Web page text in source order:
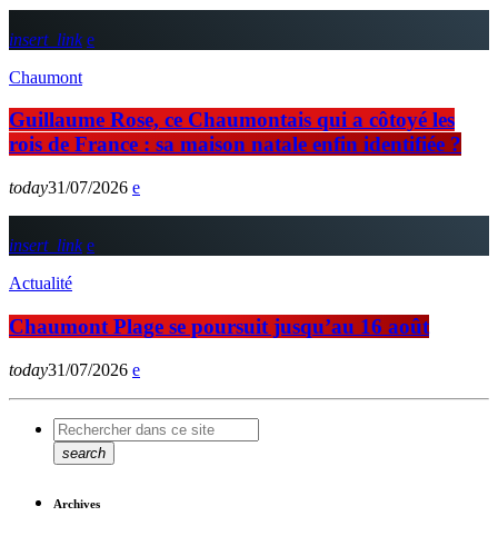
insert_link
Chaumont
Guillaume Rose, ce Chaumontais qui a côtoyé les
rois de France : sa maison natale enfin identifiée ?
today31/07/2026
insert_link
Actualité
Chaumont Plage se poursuit jusqu’au 16 août
today31/07/2026
search
Archives